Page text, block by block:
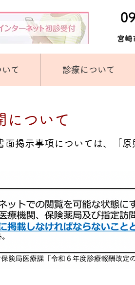
宮崎
いて 診療について
について
掲示事項については、「原